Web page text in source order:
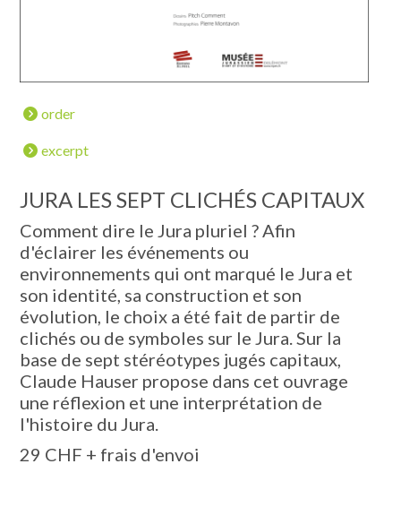
JURA LES SEPT CLICHÉS CAPITAUX
Comment dire le Jura pluriel ? Afin
d'éclairer les événements ou
environnements qui ont marqué le Jura et
son identité, sa construction et son
évolution, le choix a été fait de partir de
clichés ou de symboles sur le Jura. Sur la
base de sept stéréotypes jugés capitaux,
Claude Hauser propose dans cet ouvrage
une réflexion et une interprétation de
l'histoire du Jura.
29 CHF + frais d'envoi
order
excerpt